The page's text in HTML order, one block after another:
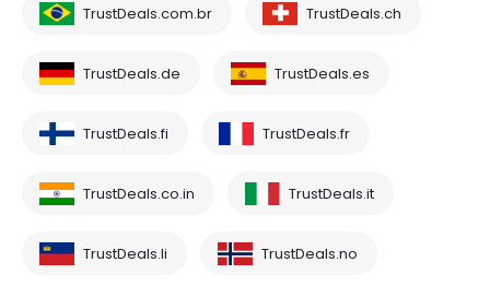
TrustDeals.com.br TrustDeals.ch
TrustDeals.de TrustDeals.es
TrustDeals.fi TrustDeals.fr
TrustDeals.co.in TrustDeals.it
TrustDeals.li TrustDeals.no